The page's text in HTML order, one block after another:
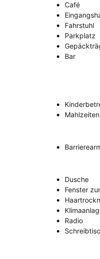
Café
Fahrstuhl
Parkplatz
Bar
Dusche
Fenster
Radio